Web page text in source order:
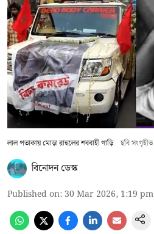
লাল পতাকায় মোড়া রাহুলের শববাহী গাড়ি ছবি সংগৃহীত
বিনোদন ডেস্ক
Published on: 30 Mar 2026, 1:19 pm